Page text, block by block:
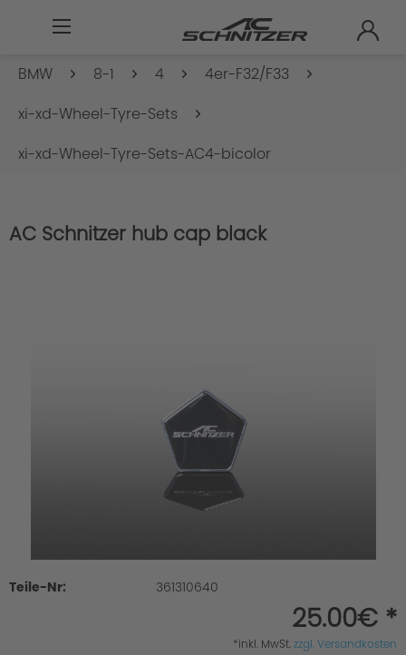
BMW 8-1 4
4er-F32/F33
xi-xd-Wheel-Tyre-Sets
xi-xd-Wheel-Tyre-Sets-AC4-bicolor
AC Schnitzer hub cap black
Teile-Nr: 361310640
25.00€ *
*inkl. MwSt.zzgl. Versandkosten